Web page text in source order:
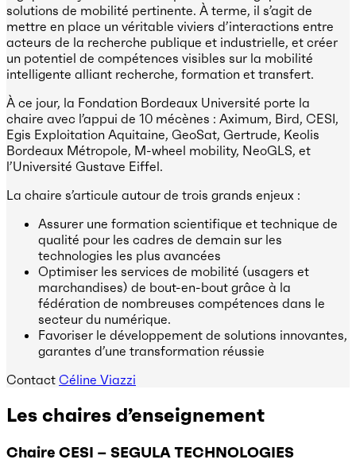
solutions de mobilité pertinente. À terme, il s’agit de
mettre en place un véritable viviers d’interactions entre
acteurs de la recherche publique et industrielle, et créer
un potentiel de compétences visibles sur la mobilité
intelligente alliant recherche, formation et transfert.
À ce jour, la Fondation Bordeaux Université porte la
chaire avec l’appui de 10 mécènes : Aximum, Bird, CESI,
Egis Exploitation Aquitaine, GeoSat, Gertrude, Keolis
Bordeaux Métropole, M-wheel mobility, NeoGLS, et
l’Université Gustave Eiffel.
La chaire s’articule autour de trois grands enjeux :
Assurer une formation scientifique et technique de
qualité pour les cadres de demain sur les
technologies les plus avancées
Optimiser les services de mobilité (usagers et
marchandises) de bout-en-bout grâce à la
fédération de nombreuses compétences dans le
secteur du numérique.
Favoriser le développement de solutions innovantes,
garantes d’une transformation réussie
Contact Céline Viazzi
Les chaires d’enseignement
Chaire CESI – SEGULA TECHNOLOGIES